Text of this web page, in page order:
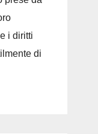
i diritti
di